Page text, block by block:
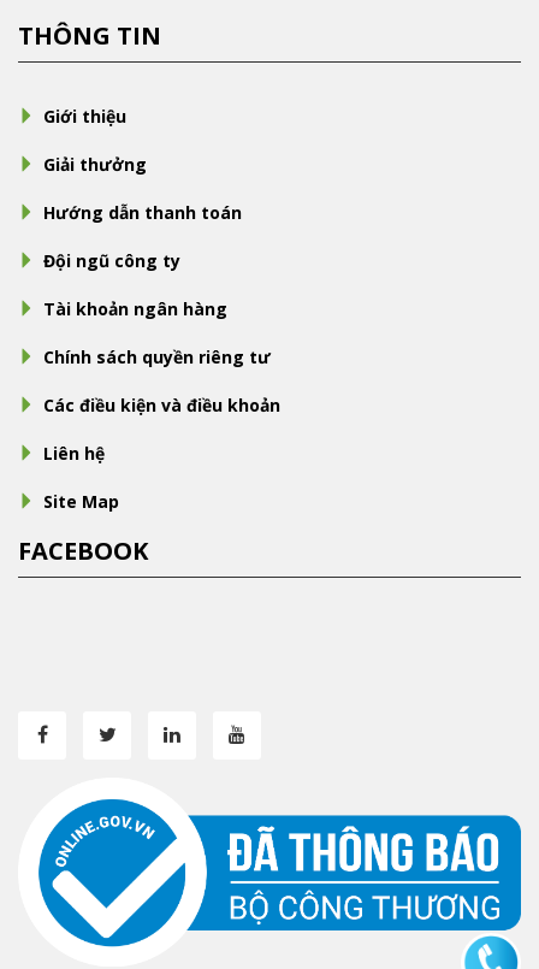
THÔNG TIN
Giới thiệu
Giải thưởng
Hướng dẫn thanh toán
Đội ngũ công ty
Tài khoản ngân hàng
Chính sách quyền riêng tư
Các điều kiện và điều khoản
Liên hệ
Site Map
FACEBOOK